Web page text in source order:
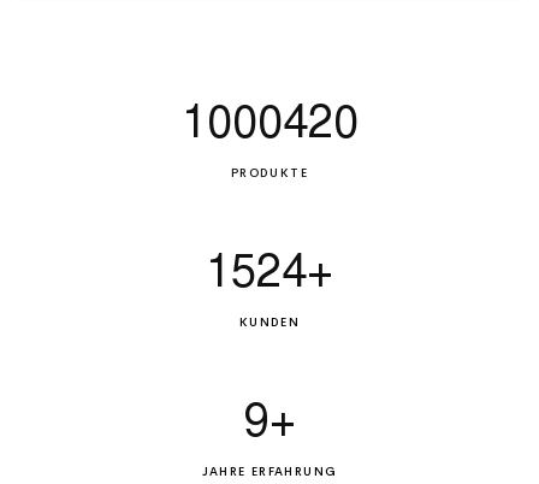
PRODUKTE
1000420
KUNDEN
1524+
JAHRE ERFAHRUNG
9+